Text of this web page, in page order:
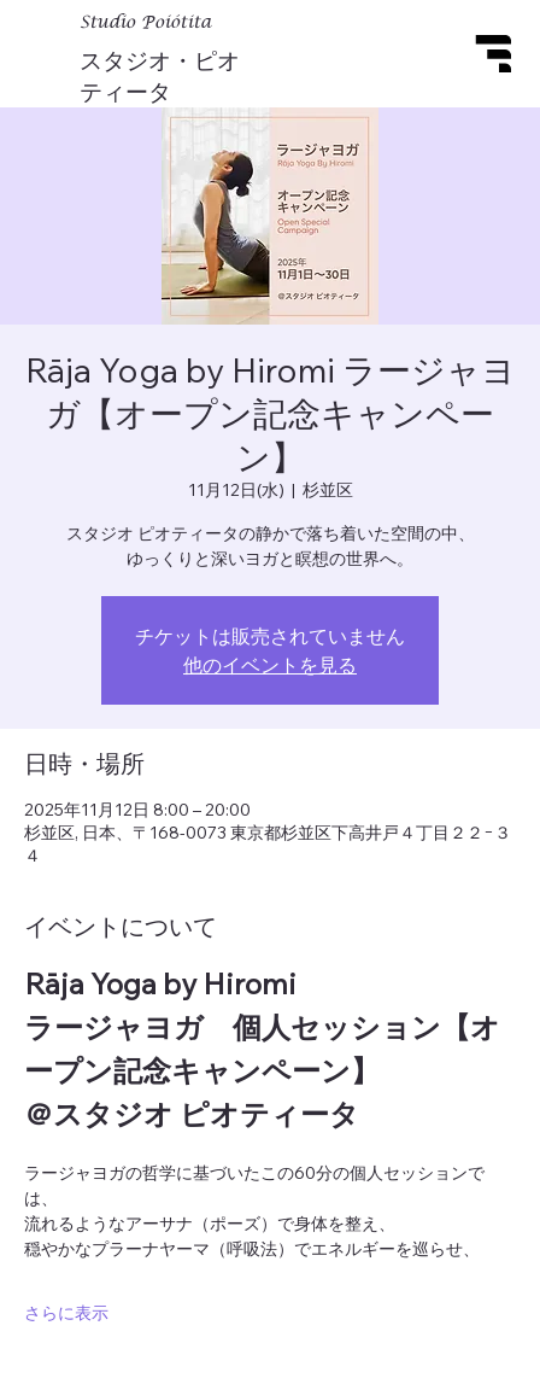
スタジオ・ピオ
ティータ
Studio Poiótita
Rāja Yoga by Hiromi ラージャヨ
ガ【オープン記念キャンペー
ン】
11月12日(水)
  |
杉並区
スタジオ ピオティータの静かで落ち着いた空間の中、
ゆっくりと深いヨガと瞑想の世界へ。
チケットは販売されていません
他のイベントを見る
日時・場所
2025年11月12日 8:00 – 20:00
杉並区, 日本、〒168-0073 東京都杉並区下高井戸４丁目２２−３
４
イベントについて
Rāja Yoga by Hiromi
ラージャヨガ　個人セッション【オ
ープン記念キャンペーン】
＠スタジオ ピオティータ
ラージャヨガの哲学に基づいたこの60分の個人セッションで
は、
流れるようなアーサナ（ポーズ）で身体を整え、
穏やかなプラーナヤーマ（呼吸法）でエネルギーを巡らせ、
さらに表示